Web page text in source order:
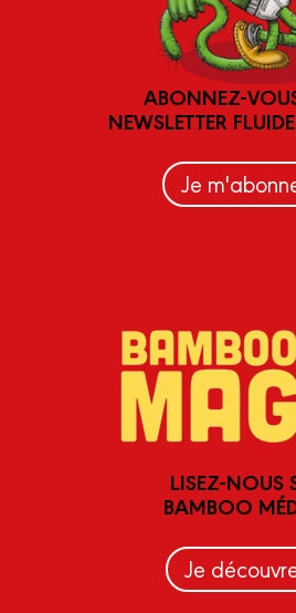
ABONNEZ-
NEWSLETTER
Je
LISEZ-NOUS
BAMBOO
Je